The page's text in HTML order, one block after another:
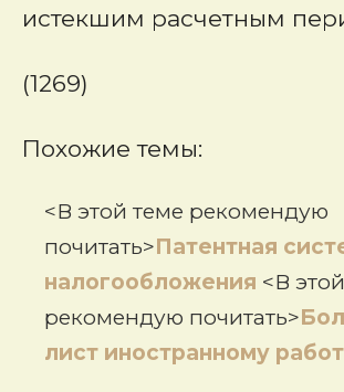
истекшим расчетным
(1269)
Похожие темы:
<В этой теме рекомендую
почитать>Патентная
налогообложения <В
рекомендую почитать>
лист иностранному